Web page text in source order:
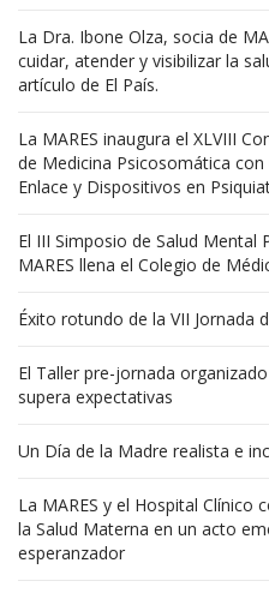
La Dra. Ibone Olza, socia de
cuidar, atender y visibilizar la
artículo de El País.
La MARES inaugura el XLVIII
de Medicina Psicosomática
Enlace y Dispositivos en
El III Simposio de Salud
MARES llena el Colegio de
Éxito rotundo de la VII Jornada
El Taller pre-jornada
supera expectativas
Un Día de la Madre realista e
La MARES y el Hospital Clínico
la Salud Materna en un acto
esperanzador